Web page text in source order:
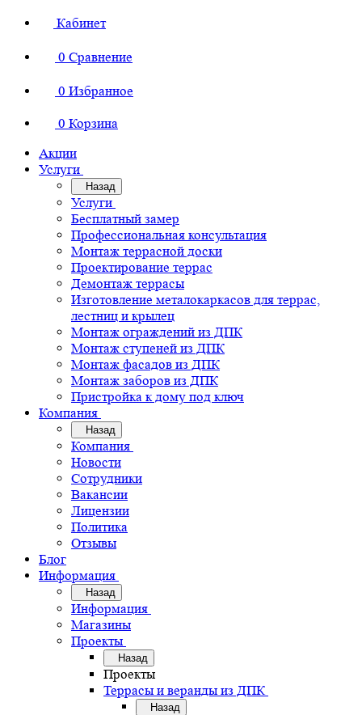
Кабинет
0 Сравнение
0 Избранное
0 Корзина
Акции
Услуги
Назад
Услуги
Бесплатный замер
Профессиональная консультация
Монтаж террасной доски
Проектирование террас
Демонтаж террасы
Изготовление металокаркасов для террас,
лестниц и крылец
Монтаж ограждений из ДПК
Монтаж ступеней из ДПК
Монтаж фасадов из ДПК
Монтаж заборов из ДПК
Пристройка к дому под ключ
Компания
Назад
Компания
Новости
Сотрудники
Вакансии
Лицензии
Политика
Отзывы
Блог
Информация
Назад
Информация
Магазины
Проекты
Назад
Проекты
Террасы и веранды из ДПК
Назад